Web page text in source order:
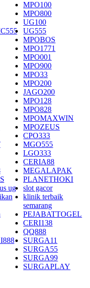
MPO100
MPO800
UG100
UG555
MPOBOS
MPO1771
MPO001
MPO900
MPO33
MPO200
JAGO200
MPO128
MPO828
MPOMAXWIN
MPOZEUS
CPO333
MGO555
LGO333
CERIA88
MEGALAPAK
PLANETHOKI
ug
slot gacor
klinik terbaik
semarang
PEJABATTOGEL
CERI138
QQ888
SURGA11
SURGA55
SURGA99
SURGAPLAY